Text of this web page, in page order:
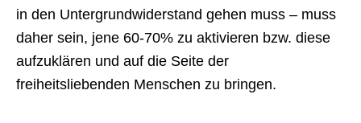
in den Untergrundwiderstand gehen muss – muss
daher sein, jene 60-70% zu aktivieren bzw. diese
aufzuklären und auf die Seite der
freiheitsliebenden Menschen zu bringen.